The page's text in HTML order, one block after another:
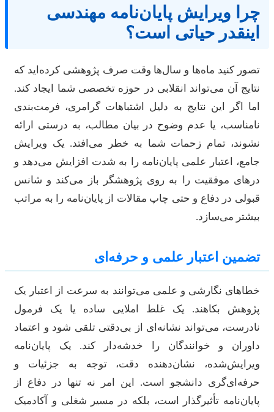
چرا ویرایش پایان‌نامه مهندسی
اینقدر حیاتی است؟
تصور کنید ماه‌ها و سال‌ها وقت صرف پژوهشی کرده‌اید که
نتایج آن می‌تواند انقلابی در حوزه تخصصی شما ایجاد کند.
اما اگر این نتایج به دلیل اشتباهات گرامری، فرمت‌بندی
نامناسب، یا عدم وضوح در بیان مطالب، به درستی ارائه
نشوند، تمام زحمات شما به خطر می‌افتد. یک ویرایش
جامع، اعتبار علمی پایان‌نامه را به شدت افزایش می‌دهد و
درهای موفقیت را به روی پژوهشگر باز می‌کند و شانس
قبولی در دفاع و حتی چاپ مقالات از پایان‌نامه را به مراتب
بیشتر می‌سازد.
تضمین اعتبار علمی و حرفه‌ای
خطاهای نگارشی و علمی می‌توانند به سرعت از اعتبار یک
پژوهش بکاهند. یک غلط املایی ساده یا یک فرمول
نادرست، می‌تواند نشانه‌ای از بی‌دقتی تلقی شود و اعتماد
داوران و خوانندگان را خدشه‌دار کند. یک پایان‌نامه
ویرایش‌شده، نشان‌دهنده دقت، توجه به جزئیات و
حرفه‌ای‌گری دانشجو است. این امر نه تنها در دفاع از
پایان‌نامه تأثیرگذار است، بلکه در مسیر شغلی و آکادمیک